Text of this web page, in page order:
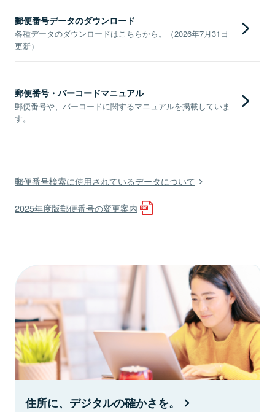
郵便番号データのダウンロード
各種データのダウンロードはこちらから。（2026年7月31日
更新）
郵便番号・バーコードマニュアル
郵便番号や、バーコードに関するマニュアルを掲載していま
す。
郵便番号検索に使用されているデータについて
2025年度版郵便番号の変更案内
住所に、デジタルの確かさを。